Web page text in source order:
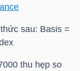
sau: Basis =
thu hẹp so